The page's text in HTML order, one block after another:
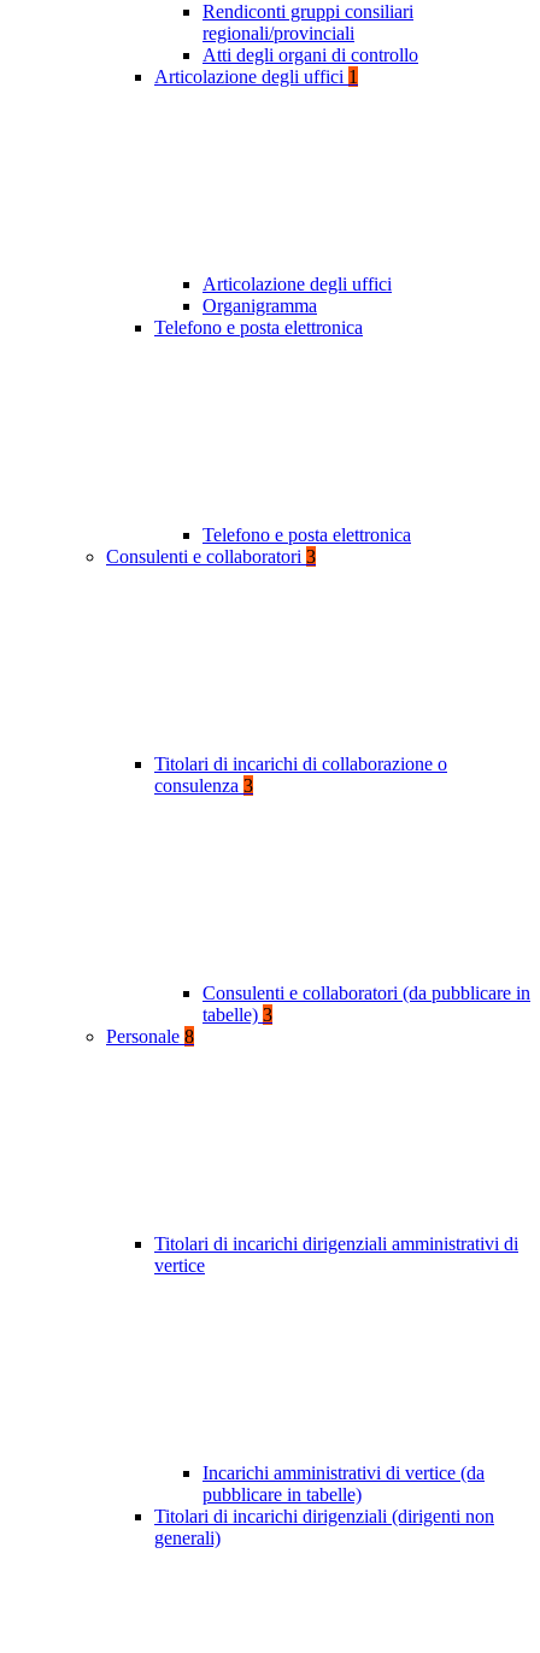
Rendiconti gruppi consiliari
regionali/provinciali
Atti degli organi di controllo
Articolazione degli uffici 1
Articolazione degli uffici
Organigramma
Telefono e posta elettronica
Telefono e posta elettronica
Consulenti e collaboratori 3
Titolari di incarichi di collaborazione o
consulenza 3
Consulenti e collaboratori (da pubblicare in
tabelle) 3
Personale 8
Titolari di incarichi dirigenziali amministrativi di
vertice
Incarichi amministrativi di vertice (da
pubblicare in tabelle)
Titolari di incarichi dirigenziali (dirigenti non
generali)